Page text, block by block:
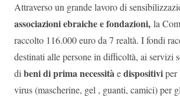
Attraverso un grande lavoro di
associazioni ebraiche e fondazioni, la
raccolto 116.000 euro da 7 realtà. I fondi
destinati alle persone in difficoltà, ai servizi
dibeni di prima necessitàedispositiviper
virus (mascherine, gel , guanti, camici) per